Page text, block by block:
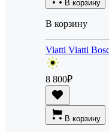
В корзину
В корзину
Viatti Viatti
8 800₽
В корзину